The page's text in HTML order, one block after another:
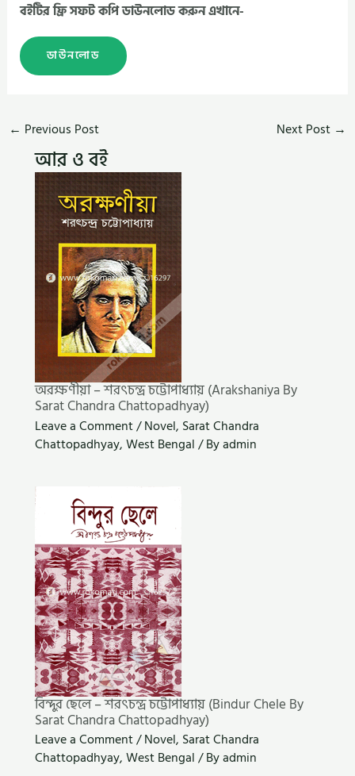
বইটির ফ্রি সফট কপি ডাউনলোড করুন এখানে-
ডাউনলোড
← Previous Post Next Post →
আর ও বই
অরক্ষণীয়া – শরৎচন্দ্র চট্টোপাধ্যায় (Arakshaniya By
Sarat Chandra Chattopadhyay)
Leave a Comment/Novel, Sarat Chandra
Chattopadhyay,West Bengal/ Byadmin
বিন্দুর ছেলে – শরৎচন্দ্র চট্টোপাধ্যায় (Bindur Chele By
Sarat Chandra Chattopadhyay)
Leave a Comment/Novel, Sarat Chandra
Chattopadhyay,West Bengal/ Byadmin